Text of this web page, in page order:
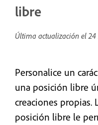
libre
Última actualización el24
Personalice un
una posición libre
creaciones propias.
posición libre le